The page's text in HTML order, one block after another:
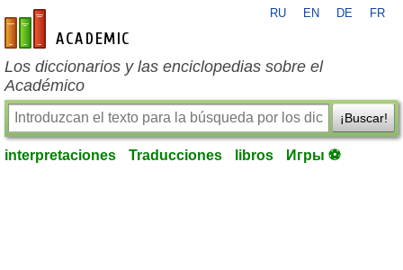
es-academic.com
RU EN DE FR
Los diccionarios y las enciclopedias sobre el
Académico
¡Buscar!
interpretaciones Traducciones libros Игры ⚽